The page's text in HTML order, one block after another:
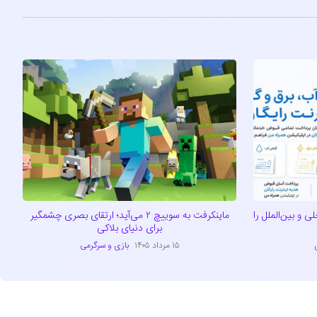
و بین‌الملل را ماینکرفت به سوییچ ۲ می‌آید؛ ارتقای بصری چشمگیر
برای دنیای بلاکی
۱۵ مرداد ۱۴۰۵ بازی و سرگرمی